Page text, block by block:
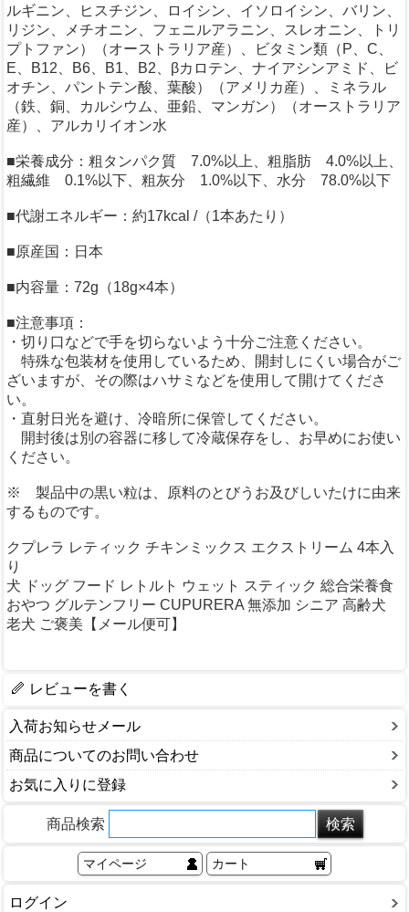
ルギニン、ヒスチジン、ロイシン、イソロイシン、バリン、
リジン、メチオニン、フェニルアラニン、スレオニン、トリ
プトファン）（オーストラリア産）、ビタミン類（P、C、
E、B12、B6、B1、B2、βカロテン、ナイアシンアミド、ビ
オチン、パントテン酸、葉酸）（アメリカ産）、ミネラル
（鉄、銅、カルシウム、亜鉛、マンガン）（オーストラリア
産）、アルカリイオン水
■栄養成分：粗タンパク質 7.0%以上、粗脂肪 4.0%以上、
粗繊維 0.1%以下、粗灰分 1.0%以下、水分 78.0%以下
■代謝エネルギー：約17kcal /（1本あたり）
■原産国：日本
■内容量：72g（18g×4本）
■注意事項：
・切り口などで手を切らないよう十分ご注意ください。
特殊な包装材を使用しているため、開封しにくい場合がご
ざいますが、その際はハサミなどを使用して開けてくださ
い。
・直射日光を避け、冷暗所に保管してください。
開封後は別の容器に移して冷蔵保存をし、お早めにお使い
ください。
※ 製品中の黒い粒は、原料のとびうお及びしいたけに由来
するものです。
クプレラ レティック チキンミックス エクストリーム 4本入
り
犬 ドッグ フード レトルト ウェット スティック 総合栄養食
おやつ グルテンフリー CUPURERA 無添加 シニア 高齢犬
老犬 ご褒美【メール便可】
レビューを書く
入荷お知らせメール
商品についてのお問い合わせ
お気に入りに登録
商品検索
マイページ カート
ログイン